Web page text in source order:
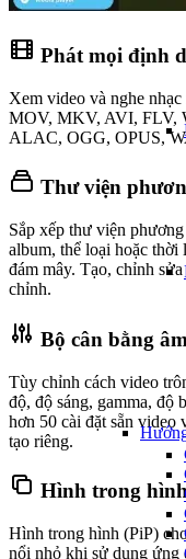
Phát mọi định
Xem video và nghe
MOV, MKV, AVI, FLV,
ALAC, OGG, OPUS,
Thư viện
Sắp xếp thư viện
album, thể loại hoặc
đám mây. Tạo, chỉnh
chỉnh.
Bộ cân bằng
Tùy chỉnh cách video
độ, độ sáng, gamma, độ
hơn 50 cài đặt sẵn video
tạo riêng.
Hình trong
Hình trong hình (PiP)
nổi nhỏ khi sử dụng ứng